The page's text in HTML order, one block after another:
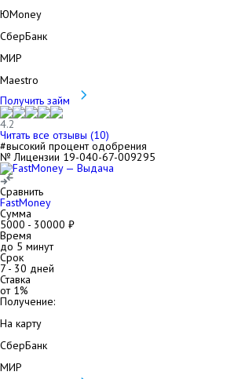
ЮMoney
СберБанк
МИР
Maestro
Получить займ
4.2
Читать все отзывы (10)
#высокий процент одобрения
№ Лицензии 19-040-67-009295
Сравнить
FastMoney
Сумма
5000 - 30000 ₽
Время
до 5 минут
Срок
7- 30 дней
Ставка
от 1%
Получение:
На карту
СберБанк
МИР